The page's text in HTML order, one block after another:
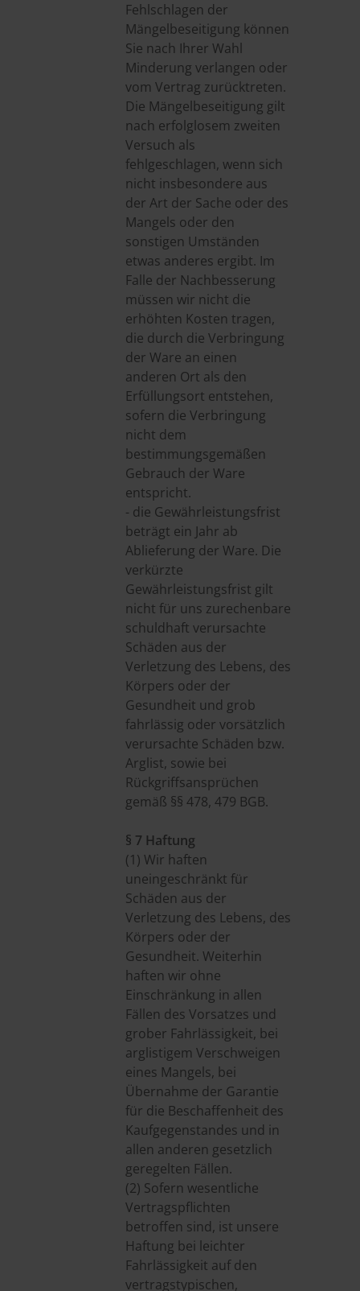
Fehlschlagen der
Mängelbeseitigung können
Sie nach Ihrer Wahl
Minderung verlangen oder
vom Vertrag zurücktreten.
Die Mängelbeseitigung gilt
nach erfolglosem zweiten
Versuch als
fehlgeschlagen, wenn sich
nicht insbesondere aus
der Art der Sache oder des
Mangels oder den
sonstigen Umständen
etwas anderes ergibt. Im
Falle der Nachbesserung
müssen wir nicht die
erhöhten Kosten tragen,
die durch die Verbringung
der Ware an einen
anderen Ort als den
Erfüllungsort entstehen,
sofern die Verbringung
nicht dem
bestimmungsgemäßen
Gebrauch der Ware
entspricht.
- die Gewährleistungsfrist
beträgt ein Jahr ab
Ablieferung der Ware. Die
verkürzte
Gewährleistungsfrist gilt
nicht für uns zurechenbare
schuldhaft verursachte
Schäden aus der
Verletzung des Lebens, des
Körpers oder der
Gesundheit und grob
fahrlässig oder vorsätzlich
verursachte Schäden bzw.
Arglist, sowie bei
Rückgriffsansprüchen
gemäß §§ 478, 479 BGB.
§ 7 Haftung
(1) Wir haften
uneingeschränkt für
Schäden aus der
Verletzung des Lebens, des
Körpers oder der
Gesundheit. Weiterhin
haften wir ohne
Einschränkung in allen
Fällen des Vorsatzes und
grober Fahrlässigkeit, bei
arglistigem Verschweigen
eines Mangels, bei
Übernahme der Garantie
für die Beschaffenheit des
Kaufgegenstandes und in
allen anderen gesetzlich
geregelten Fällen.
(2) Sofern wesentliche
Vertragspflichten
betroffen sind, ist unsere
Haftung bei leichter
Fahrlässigkeit auf den
vertragstypischen,